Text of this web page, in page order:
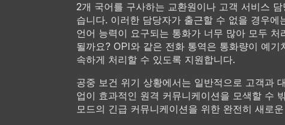
2개 국어를 구사하는 교환원이나 고객 서비스
습니다. 이러한 담당자가 출근할 수 없을 경우에
언어 능력이 요구되는 통화가 너무 많아 모두 처
될까요? OPI와 같은 전화 통역은 통화량이 예기
속하게 처리할 수 있도록 지원합니다.
공중 보건 위기 상황에서는 일반적으로 고객과
업이 효과적인 원격 커뮤니케이션을 모색할 수
모드의 긴급 커뮤니케이션을 위한 완전히 새로